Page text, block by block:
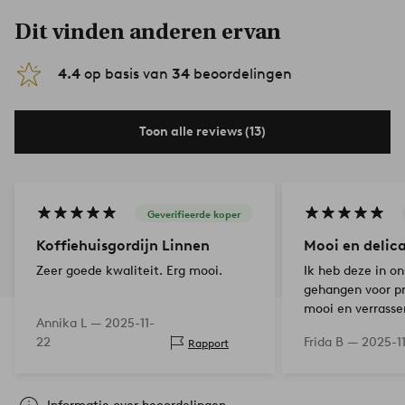
Dit vinden anderen ervan
4.4 op basis van 34 beoordelingen
Toon alle reviews (13)
Geverifieerde koper
Koffiehuisgordijn Linnen
Zeer goede kwaliteit. Erg mooi.
Annika L — 2025-11-
22
Rapport
Mooi en
Ik heb deze in
gehangen voor
mooi en
Frida B — 2025-